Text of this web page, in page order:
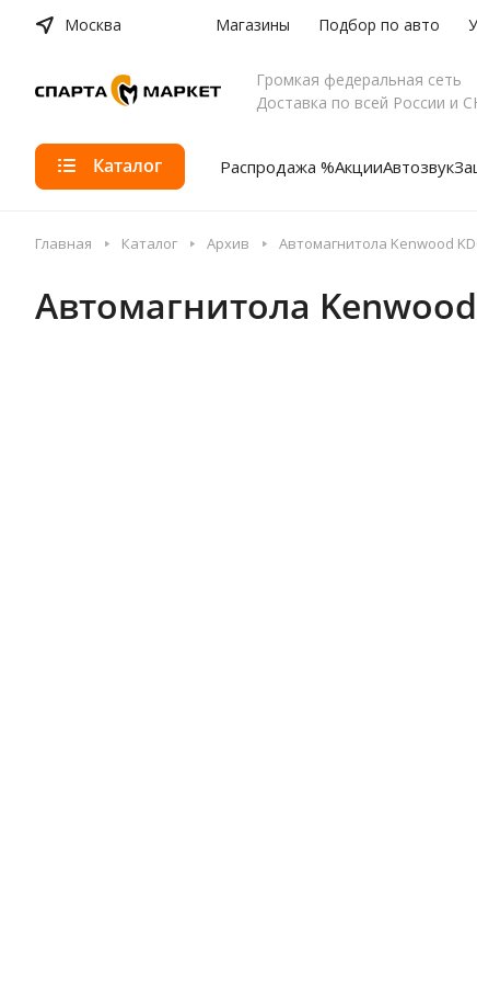
Москва Магазины Подбор по авто
Громкая федеральная сеть
Доставка по всей России и
Каталог Распродажа %АкцииАвтозвук
Главная Каталог Архив Автомагнитола Kenwood
Автомагнитола Kenwood